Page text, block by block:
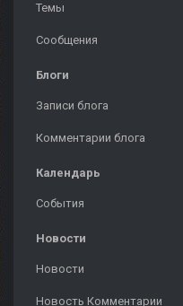
Темы
Сообщения
Блоги
Записи блога
Комментарии блога
Календарь
События
Новости
Новости
Новость Комментарии